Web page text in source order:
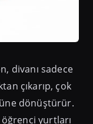
divanı sadece
çıkarıp, çok
dönüştürür.
yurtları